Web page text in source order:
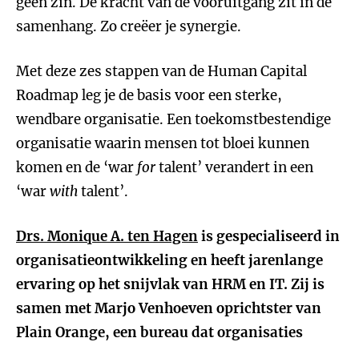
samenhang. Zo creëer je synergie.
Met deze zes stappen van de Human Capital
Roadmap leg je de basis voor een sterke,
wendbare organisatie. Een toekomstbestendige
organisatie waarin mensen tot bloei kunnen
komen en de ‘war fortalent’ verandert in een
‘warwithtalent’.
Drs. Monique A. ten Hagenis gespecialiseerd in
organisatieontwikkeling en heeft jarenlange
ervaring op het snijvlak van HRM en IT. Zij is
samen met Marjo Venhoeven oprichtster van
Plain Orange, een bureau dat organisaties